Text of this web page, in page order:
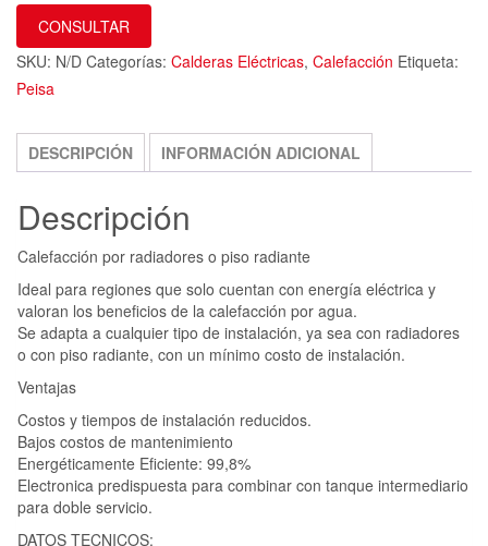
CONSULTAR
SKU: N/D Categorías: Calderas Eléctricas, Calefacción Etiqueta:
Peisa
DESCRIPCIÓN INFORMACIÓN ADICIONAL
Descripción
Calefacción por radiadores o piso radiante
Ideal para regiones que solo cuentan con energía eléctrica y
valoran los beneficios de la calefacción por agua.
Se adapta a cualquier tipo de instalación, ya sea con radiadores
o con piso radiante, con un mínimo costo de instalación.
Ventajas
Costos y tiempos de instalación reducidos.
Bajos costos de mantenimiento
Energéticamente Eficiente: 99,8%
Electronica predispuesta para combinar con tanque intermediario
para doble servicio.
DATOS TECNICOS: